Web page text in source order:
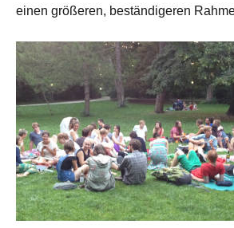
einen größeren, beständigeren